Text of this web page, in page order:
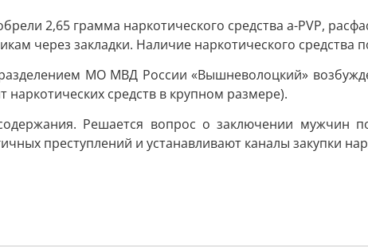
2,65 грамма наркотического средства a-PVP,
через закладки. Наличие наркотического
МО МВД России «Вышневолоцкий»
средств в крупном размере).
Решается вопрос о заключении мужчин
преступлений и устанавливают каналы закупки